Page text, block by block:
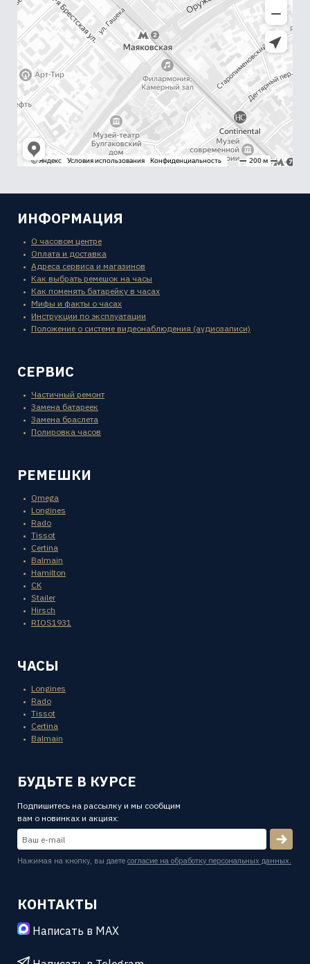
ИНФОРМАЦИЯ
О часовом центре
Оплата и доставка
Адреса сервиса и магазинов
Как выбрать ремешок на часы
Как поменять батарейку в часах
Мифы и факты о часах
Инструкции по эксплуатации
Положение о системе видеонаблюдения (аудиозаписи)
СЕРВИС
Частичный ремонт
Замена батареек
Замена браслета
Полировка часов
РЕМЕШКИ
Omega
Longines
Rado
Tissot
Certina
Balmain
Hamilton
CK
Stailer
Hirsch
RIOS1931
ЧАСЫ
Longines
Rado
Tissot
Certina
Balmain
БУДЬТЕ В КУРСЕ
Подпишитесь на рассылку и мы сообщим
вам о новинках и акциях:
Нажимая на кнопку, вы даете согласие на обработку персональных данных.
КОНТАКТЫ
Написать в MAX